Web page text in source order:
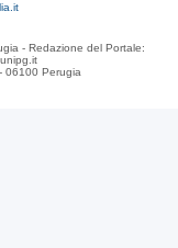
- Redazione del Portale:
06100 Perugia